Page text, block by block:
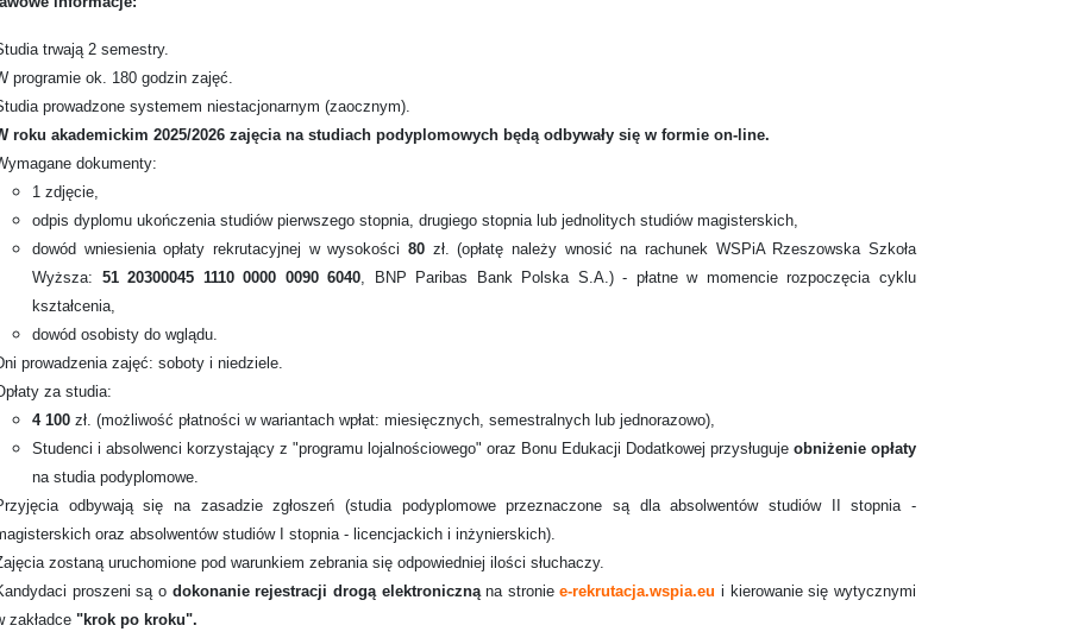
trwają 2 semestry.
programie ok. 180 godzin zajęć.
prowadzone systemem niestacjonarnym (zaocznym).
roku akademickim 2025/2026 zajęcia na studiach podyplomowych będą odbywały się w formie on-line.
dokumenty:
1 zdjęcie,
odpis dyplomu ukończenia studiów pierwszego stopnia, drugiego stopnia lub jednolitych studiów magisterskich,
dowód wniesienia opłaty rekrutacyjnej w wysokości 80 zł. (opłatę należy wnosić na rachunek WSPiA Rzeszowska Szkoła
Wyższa: 51 20300045 1110 0000 0090 6040, BNP Paribas Bank Polska S.A.) - płatne w momencie rozpoczęcia cyklu
kształcenia,
dowód osobisty do wglądu.
prowadzenia zajęć: soboty i niedziele.
za studia:
4 100 zł. (możliwość płatności w wariantach wpłat: miesięcznych, semestralnych lub jednorazowo),
Studenci i absolwenci korzystający z "programu lojalnościowego" oraz Bonu Edukacji Dodatkowej przysługuje obniżenie opłaty
na studia podyplomowe.
odbywają się na zasadzie zgłoszeń (studia podyplomowe przeznaczone są dla absolwentów studiów II stopnia -
oraz absolwentów studiów I stopnia - licencjackich i inżynierskich).
zostaną uruchomione pod warunkiem zebrania się odpowiedniej ilości słuchaczy.
proszeni są o dokonanie rejestracji drogą elektronicznąna stroniee-rekrutacja.wspia.eu i kierowanie się wytycznymi
zakładce "krok po kroku".